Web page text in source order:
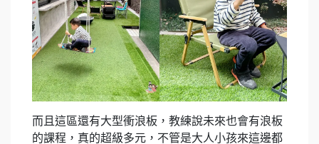
而且這區還有大型衝浪板，教練說未來也會有浪板
的課程，真的超級多元，不管是大人小孩來這邊都